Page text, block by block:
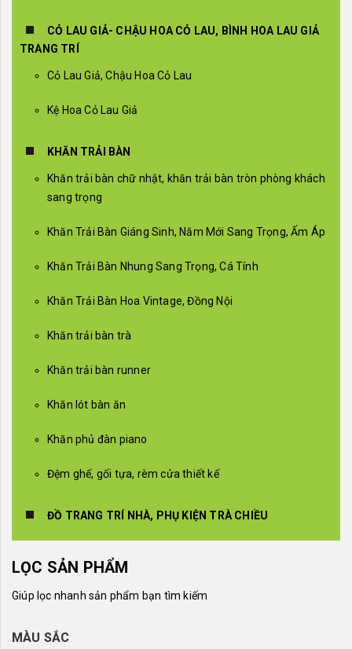
CỎ LAU GIẢ- CHẬU HOA CỎ LAU, BÌNH HOA LAU GIẢ
TRANG TRÍ
Cỏ Lau Giả, Chậu Hoa Cỏ Lau
Kệ Hoa Cỏ Lau Giả
KHĂN TRẢI BÀN
Khăn trải bàn chữ nhật, khăn trải bàn tròn phòng khách
sang trọng
Khăn Trải Bàn Giáng Sinh, Năm Mới Sang Trọng, Ấm Áp
Khăn Trải Bàn Nhung Sang Trọng, Cá Tính
Khăn Trải Bàn Hoa Vintage, Đồng Nội
Khăn trải bàn trà
Khăn trải bàn runner
Khăn lót bàn ăn
Khăn phủ đàn piano
Đệm ghế, gối tựa, rèm cửa thiết kế
ĐỒ TRANG TRÍ NHÀ, PHỤ KIỆN TRÀ CHIỀU
LỌC SẢN PHẨM
Giúp lọc nhanh sản phẩm bạn tìm kiếm
MÀU SẮC